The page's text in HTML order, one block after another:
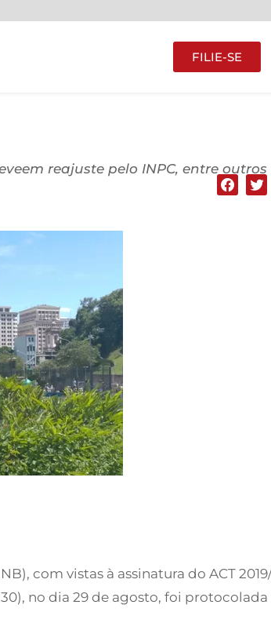
FILIE-SE
reajuste pelo INPC, entre outros
com vistas à assinatura do ACT
no dia 29 de agosto, foi protocolada